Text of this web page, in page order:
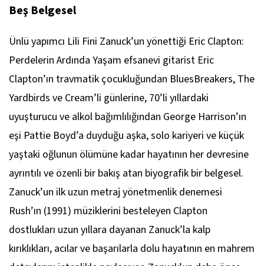
Beş Belgesel
Ünlü yapımcı Lili Fini Zanuck’un yönettiği Eric Clapton:
Perdelerin Ardında Yaşam efsanevi gitarist Eric
Clapton’ın travmatik çocukluğundan BluesBreakers, The
Yardbirds ve Cream’li günlerine, 70’li yıllardaki
uyuşturucu ve alkol bağımlılığından George Harrison’ın
eşi Pattie Boyd’a duyduğu aşka, solo kariyeri ve küçük
yaştaki oğlunun ölümüne kadar hayatının her devresine
ayrıntılı ve özenli bir bakış atan biyografik bir belgesel.
Zanuck’un ilk uzun metraj yönetmenlik denemesi
Rush’ın (1991) müziklerini besteleyen Clapton
dostlukları uzun yıllara dayanan Zanuck’la kalp
kırıklıkları, acılar ve başarılarla dolu hayatının en mahrem